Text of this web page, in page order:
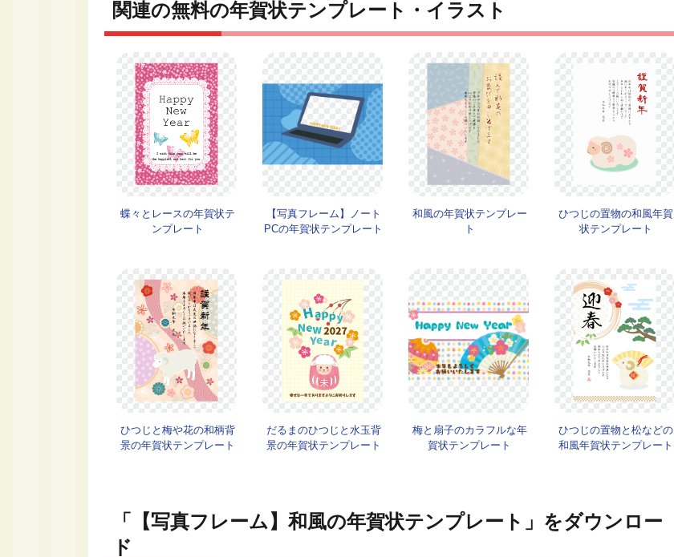
関連の無料の年賀状テンプレート・イラスト
蝶々とレースの年賀状テ
ンプレート
【写真フレーム】ノート
PCの年賀状テンプレート
和風の年賀状テンプレー
ト
ひつじの置物の和風年賀
状テンプレート
ひつじと梅や花の和柄背
景の年賀状テンプレート
だるまのひつじと水玉背
景の年賀状テンプレート
梅と扇子のカラフルな年
賀状テンプレート
ひつじの置物と松などの
和風年賀状テンプレート
「【写真フレーム】和風の年賀状テンプレート」をダウンロー
ド